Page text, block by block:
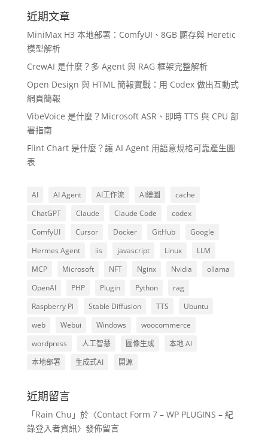
近期文章
MiniMax H3 本地部署：ComfyUI、8GB 顯存與 Heretic
模型解析
CrewAI 是什麼？多 Agent 與 RAG 框架完整解析
Open Design 與 HTML 簡報實戰：用 Codex 做出互動式
網頁簡報
VibeVoice 是什麼？Microsoft ASR、即時 TTS 與 CPU 部
署指南
Flint Chart 是什麼？讓 AI Agent 用語意規格可靠產生圖
表
AI AI Agent AI工作流 AI繪圖
cache
ChatGPT
Claude Claude Code
codex
ComfyUI
Cursor Docker GitHub
Google
Hermes Agent
iis javascript Linux
LLM
MCP
Microsoft NFT Nginx Nvidia
ollama
OpenAI
PHP Plugin Python
rag
Raspberry Pi
Stable Diffusion TTS
Ubuntu
web
Webui Windows
woocommerce
wordpress
人工智慧 圖像生成
本地 AI
本地部署
生成式AI 開源
近期留言
「Rain Chu 」於〈Contact Form 7 – WP PLUGINS – 紀
錄登入者資訊〉發佈留言